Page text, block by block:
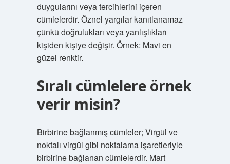
duygularını veya tercihlerini içeren
cümlelerdir. Öznel yargılar kanıtlanamaz
çünkü doğrulukları veya yanlışlıkları
kişiden kişiye değişir. Örnek: Mavi en
güzel renktir.
Sıralı cümlelere örnek
verir misin?
Birbirine bağlanmış cümleler; Virgül ve
noktalı virgül gibi noktalama işaretleriyle
birbirine bağlanan cümlelerdir. Mart